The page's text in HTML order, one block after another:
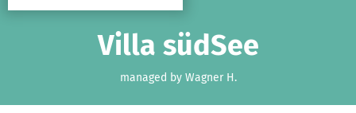
Villa südSee
managed by Wagner H.